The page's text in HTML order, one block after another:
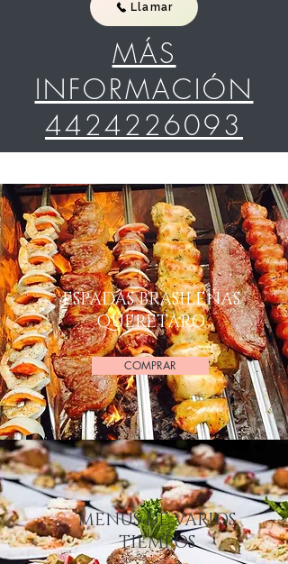
Llamar
MÁS
INFORMACIÓN
4424226093
ESPADAS BRASILEÑAS
QUERETARO
COMPRAR
MENUS DE VARIOS
TIEMPOS